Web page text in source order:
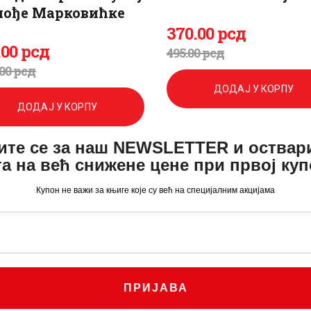
Марковићке
рсд
00рсд
ДОДАЈ У КОРПУ
495.00рсд
Оригинална
цена
је
била:
495 .
0
рсд.
370.00рсд
Тренутна
цена
је:
370.
0
0
ДОДАЈ У КОРПУ
се за наш NEWSLETTER и
на већ снижене цене при првој
Купон не важи за књиге које су већ на специјалним акцијама
ПРИЈАВА